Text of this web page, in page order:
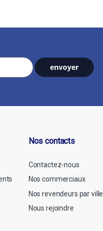
Nos contacts
Contactez-nous
Nos commerciaux
Nos revendeurs par ville
Nous rejoindre